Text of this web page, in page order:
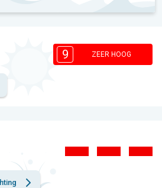
9 ZEER HOOG